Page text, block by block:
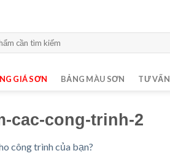
GIÁ SƠN BẢNG MÀU SƠN TƯ VẤN
cac-cong-trinh-2
công trình của bạn?